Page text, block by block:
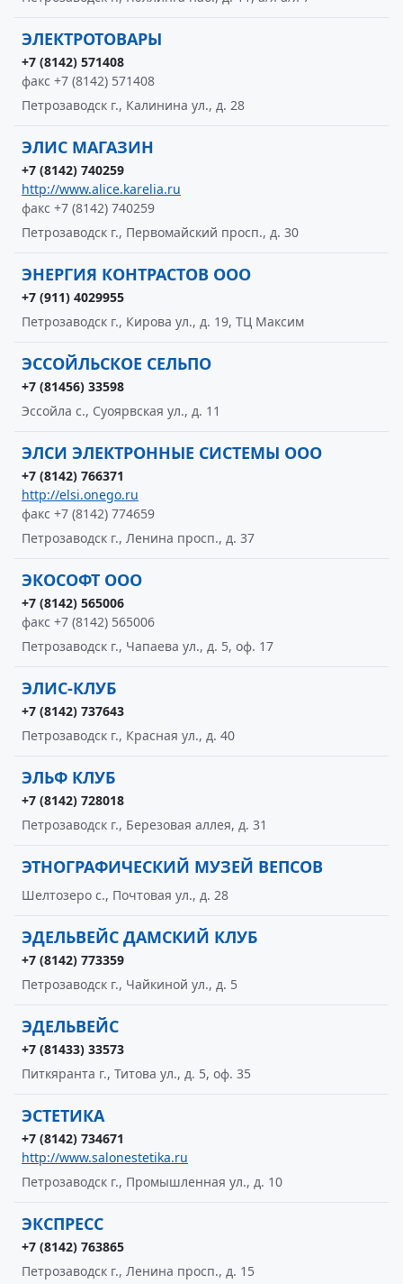
ЭЛЕКТРОТОВАРЫ
+7 (8142) 571408
факс +7 (8142) 571408
Петрозаводск г., Калинина ул., д. 28
ЭЛИС МАГАЗИН
+7 (8142) 740259
http://www.alice.karelia.ru
факс +7 (8142) 740259
Петрозаводск г., Первомайский просп., д. 30
ЭНЕРГИЯ КОНТРАСТОВ ООО
+7 (911) 4029955
Петрозаводск г., Кирова ул., д. 19, ТЦ Максим
ЭССОЙЛЬСКОЕ СЕЛЬПО
+7 (81456) 33598
Эссойла с., Суоярвская ул., д. 11
ЭЛСИ ЭЛЕКТРОННЫЕ СИСТЕМЫ ООО
+7 (8142) 766371
http://elsi.onego.ru
факс +7 (8142) 774659
Петрозаводск г., Ленина просп., д. 37
ЭКОСОФТ ООО
+7 (8142) 565006
факс +7 (8142) 565006
Петрозаводск г., Чапаева ул., д. 5, оф. 17
ЭЛИС-КЛУБ
+7 (8142) 737643
Петрозаводск г., Красная ул., д. 40
ЭЛЬФ КЛУБ
+7 (8142) 728018
Петрозаводск г., Березовая аллея, д. 31
ЭТНОГРАФИЧЕСКИЙ МУЗЕЙ ВЕПСОВ
Шелтозеро с., Почтовая ул., д. 28
ЭДЕЛЬВЕЙС ДАМСКИЙ КЛУБ
+7 (8142) 773359
Петрозаводск г., Чайкиной ул., д. 5
ЭДЕЛЬВЕЙС
+7 (81433) 33573
Питкяранта г., Титова ул., д. 5, оф. 35
ЭСТЕТИКА
+7 (8142) 734671
http://www.salonestetika.ru
Петрозаводск г., Промышленная ул., д. 10
ЭКСПРЕСС
+7 (8142) 763865
Петрозаводск г., Ленина просп., д. 15